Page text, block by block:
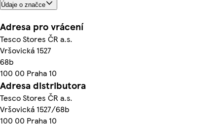
Údaje o značce
Adresa pro vrácení
Tesco Stores ČR a.s.
Vršovická 1527
68b
100 00 Praha 10
Adresa distributora
Tesco Stores ČR a.s.
Vršovická 1527/68b
100 00 Praha 10